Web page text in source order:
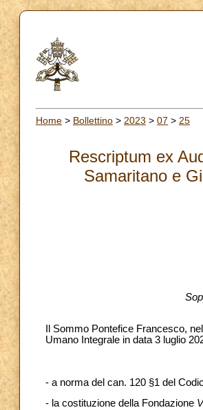
Home > Bollettino > 2023 > 07 > 25
Rescriptum ex
Samaritano e
Il Sommo Pontefice Francesco,
Umano Integrale in data 3 luglio
- a norma del can. 120 §1 del
- la costituzione della Fondazione